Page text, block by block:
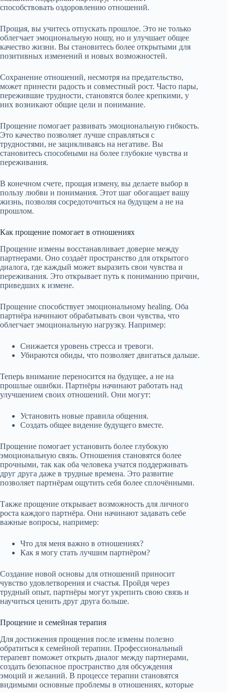
способствовать оздоровлению отношений.
Прощая, вы учитесь отпускать прошлое. Это не только
облегчает эмоциональную ношу, но и улучшает общее
качество жизни. Вы становитесь более открытыми для
позитивных изменений и новых возможностей.
Сохранение отношений, несмотря на предательство,
может принести радость и совместный рост. Часто пары,
пережившие трудности, становятся более крепкими, у
них возникают общие цели и понимание.
Прощение помогает развивать эмоциональную гибкость.
Это качество позволяет лучше справляться с
трудностями, не зацикливаясь на негативе. Вы
становитесь способными на более глубокие чувства и
переживания.
В конечном счете, прощая измену, вы делаете выбор в
пользу любви и понимания. Этот шаг обогащает вашу
жизнь, позволяя сосредоточиться на будущем а не на
прошлом.
Как прощение помогает в отношениях
Прощение измены восстанавливает доверие между
партнерами. Оно создаёт пространство для открытого
диалога, где каждый может выразить свои чувства и
переживания. Это открывает путь к пониманию причин,
приведших к измене.
Прощение способствует эмоциональному healing. Оба
партнёра начинают обрабатывать свои чувства, что
облегчает эмоциональную нагрузку. Например:
Снижается уровень стресса и тревоги.
Убираются обиды, что позволяет двигаться дальше.
Теперь внимание переносится на будущее, а не на
прошлые ошибки. Партнёры начинают работать над
улучшением своих отношений. Они могут:
Установить новые правила общения.
Создать общее видение будущего вместе.
Прощение помогает установить более глубокую
эмоциональную связь. Отношения становятся более
прочными, так как оба человека учатся поддерживать
друг друга даже в трудные времена. Это развитие
позволяет партнёрам ощутить себя более сплочёнными.
Также прощение открывает возможность для личного
роста каждого партнёра. Они начинают задавать себе
важные вопросы, например:
Что для меня важно в отношениях?
Как я могу стать лучшим партнёром?
Создание новой основы для отношений приносит
чувство удовлетворения и счастья. Пройдя через
трудный опыт, партнёры могут укрепить свою связь и
научиться ценить друг друга больше.
Прощение и семейная терапия
Для достижения прощения после измены полезно
обратиться к семейной терапии. Профессиональный
терапевт поможет открыть диалог между партнерами,
создать безопасное пространство для обсуждения
эмоций и желаний. В процессе терапии становятся
видимыми основные проблемы в отношениях, которые